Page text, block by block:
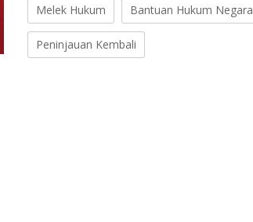
Melek Hukum Bantuan Hukum Negara
Peninjauan Kembali